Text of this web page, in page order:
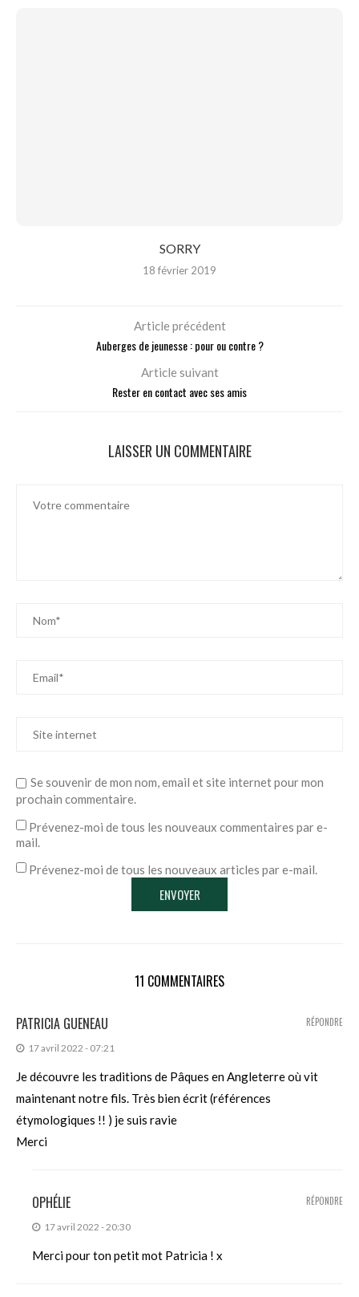
SORRY
18 février 2019
Article précédent
Auberges de jeunesse : pour ou contre ?
Article suivant
Rester en contact avec ses amis
LAISSER UN COMMENTAIRE
Se souvenir de mon nom, email et site internet pour mon
prochain commentaire.
Prévenez-moi de tous les nouveaux commentaires par e-
mail.
Prévenez-moi de tous les nouveaux articles par e-mail.
11 COMMENTAIRES
PATRICIA GUENEAU
17 avril 2022 - 07:21
Je découvre les traditions de Pâques en Angleterre où vit
maintenant notre fils. Très bien écrit (références
étymologiques !! ) je suis ravie
Merci
RÉPONDRE
OPHÉLIE
17 avril 2022 - 20:30
Merci pour ton petit mot Patricia ! x
RÉPONDRE